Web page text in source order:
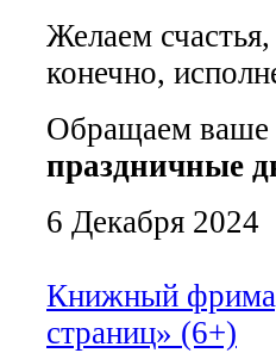
Желаем
конечно,
Обращаем ваше
праздничные
6 Декабря 2024
Книжный
страниц» (6+)